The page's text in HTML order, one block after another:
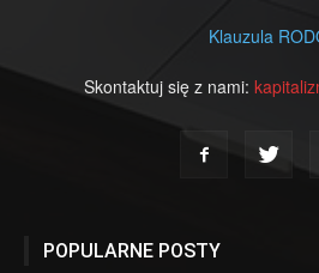
Klauzula
Skontaktuj się z nami:
POPULARNE POSTY